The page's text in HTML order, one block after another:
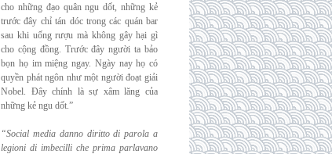
cho những đạo quân ngu dốt, những kẻ
trước đây chỉ tán dóc trong các quán bar
sau khi uống rượu mà không gây hại gì
cho cộng đồng. Trước đây người ta bảo
bọn họ im miệng ngay. Ngày nay họ có
quyền phát ngôn như một người đoạt giải
Nobel. Đây chính là sự xâm lăng của
những kẻ ngu dốt.”
“Social media danno diritto di parola a
legioni di imbecilli che prima parlavano